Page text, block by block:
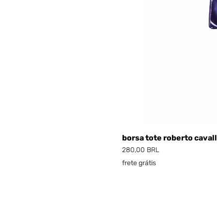
borsa tote roberto
Prezzo
280,00 BRL
frete grátis